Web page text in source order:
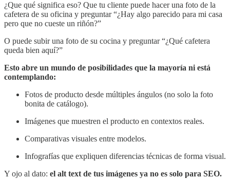
¿Que qué significa eso? Que tu cliente puede hacer una foto de la
cafetera de su oficina y preguntar “¿Hay algo parecido para mi casa
pero que no cueste un riñón?”
O puede subir una foto de su cocina y preguntar “¿Qué cafetera
queda bien aquí?”
Esto abre un mundo de posibilidades que la mayoría ni está
contemplando:
Fotos de producto desde múltiples ángulos (no solo la foto
bonita de catálogo).
Imágenes que muestren el producto en contextos reales.
Comparativas visuales entre modelos.
Infografías que expliquen diferencias técnicas de forma visual.
Y ojo al dato: el alt text de tus imágenes ya no es solo para SEO.